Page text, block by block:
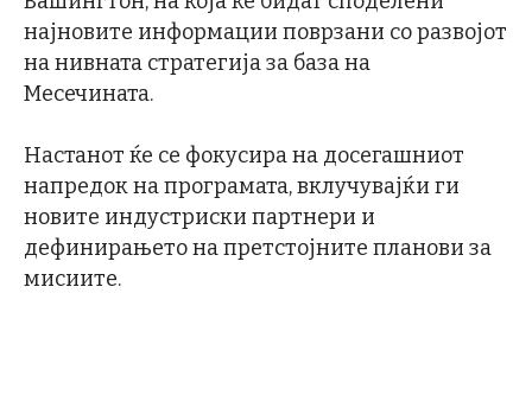
најновите информации поврзани со развојот
на нивната стратегија за база на
Месечината.
Настанот ќе се фокусира на досегашниот
напредок на програмата, вклучувајќи ги
новите индустриски партнери и
дефинирањето на претстојните планови за
мисиите.